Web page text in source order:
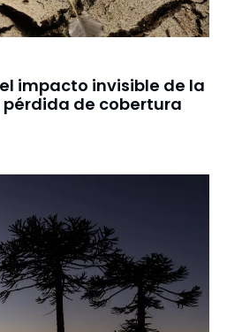
impacto invisible de la
de cobertura